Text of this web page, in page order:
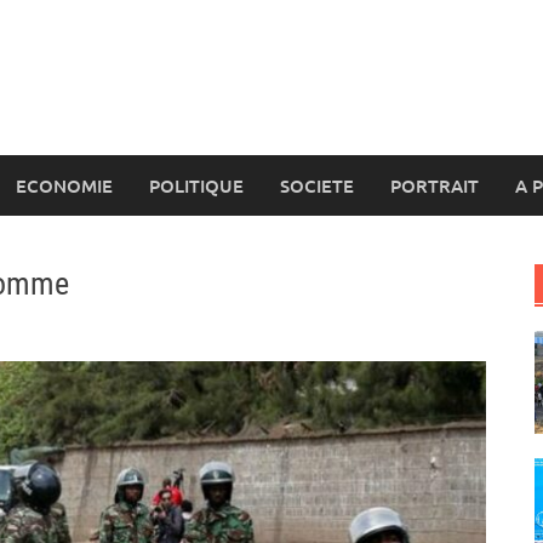
ECONOMIE POLITIQUE SOCIETE PORTRAIT A